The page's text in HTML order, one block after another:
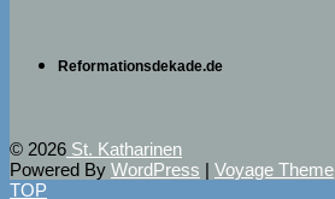
Reformationsdekade.de
© 2026 St. Katharinen
Powered By WordPress | Voyage Theme
TOP